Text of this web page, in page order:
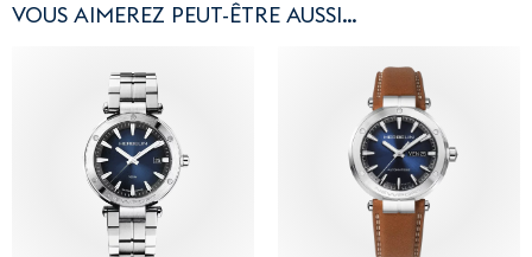
VOUS AIMEREZ PEUT-ÊTRE AUSSI…